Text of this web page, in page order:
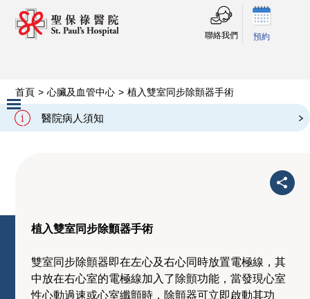
聯絡我們 預約
醫院病人須知
Slide 2 of 3.
首頁 > 心臟及血管中心 > 植入雙室同步除顫器手術
植入雙室同步除顫器手術
植入雙室同步除顫器手術
雙室同步除顫器即在左心及右心同時放置電極線，其
中放在右心室的電極線加入了除顫功能，當發現心室
性心動過速或心室纖顫時，除顫器可立即啟動其功